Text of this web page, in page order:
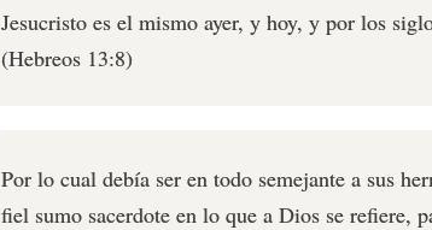
Jesucristo es el mismo ayer, y hoy, y por los
(Hebreos 13:8)
Por lo cual debía ser en todo semejante a sus
fiel sumo sacerdote en lo que a Dios se refiere,